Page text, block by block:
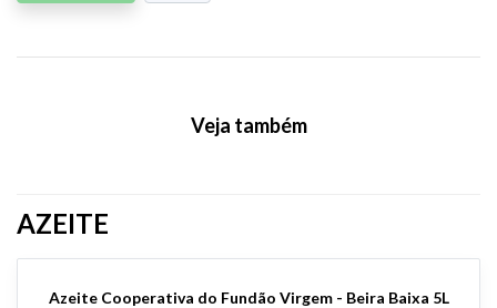
Veja também
AZEITE
Azeite Cooperativa do Fundão Virgem - Beira Baixa 5L